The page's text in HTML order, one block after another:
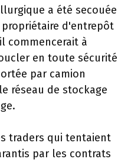
a été secouée
d'entrepôt
commencerait à
en toute sécurité
par camion
réseau de stockage
traders qui tentaient
par les contrats